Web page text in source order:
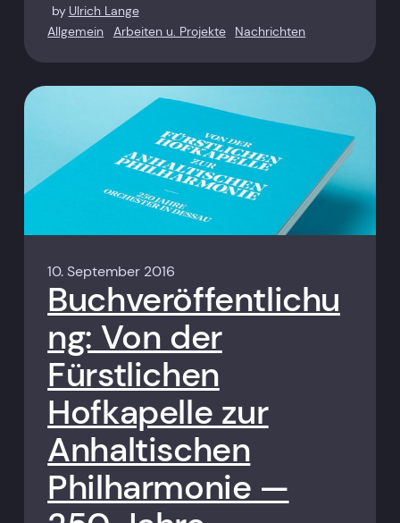
by Ulrich Lange
Allgemein
Arbeiten u. Projekte Nachrichten
10. September 2016
Buchveröffentlichu
ng: Von der
Fürstlichen
Hofkapelle zur
Anhaltischen
Philharmonie —